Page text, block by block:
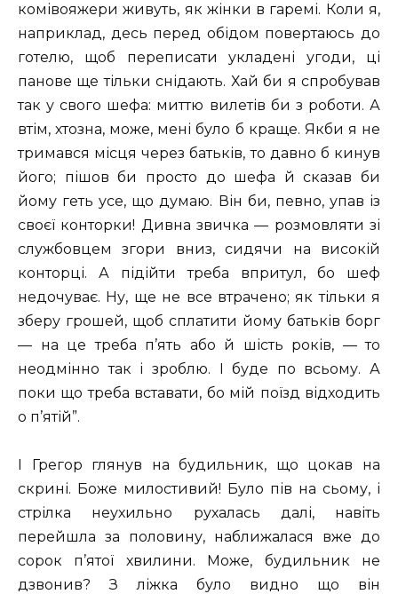
комівояжери живуть, як жінки в гаремі. Коли я,
наприклад, десь перед обідом повертаюсь до
готелю, щоб переписати укладені угоди, ці
панове ще тільки снідають. Хай би я спробував
так у свого шефа: миттю вилетів би з роботи. А
втім, хтозна, може, мені було б краще. Якби я не
тримався місця через батьків, то давно б кинув
його; пішов би просто до шефа й сказав би
йому геть усе, що думаю. Він би, певно, упав із
своєї конторки! Дивна звичка — розмовляти зі
службовцем згори вниз, сидячи на високій
конторці. А підійти треба впритул, бо шеф
недочуває. Ну, ще не все втрачено; як тільки я
зберу грошей, щоб сплатити йому батьків борг
— на це треба п’ять або й шість років, — то
неодмінно так і зроблю. I буде по всьому. А
поки що треба вставати, бо мій поїзд відходить
о п’ятій”.
I Грегор глянув на будильник, що цокав на
скрині. Боже милостивий! Було пів на сьому, і
стрілка неухильно рухалась далі, навіть
перейшла за половину, наближалася вже до
сорок п’ятої хвилини. Може, будильник не
дзвонив? З ліжка було видно що він